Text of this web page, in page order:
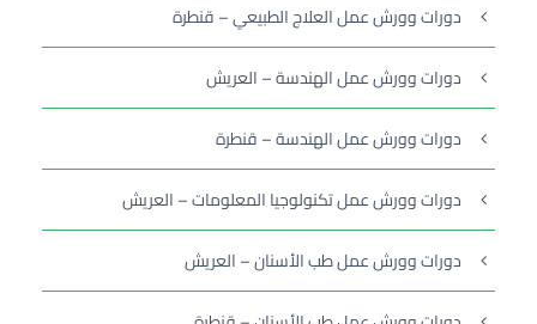
دورات وورش عمل العلاج الطبيعي – قنطرة
دورات وورش عمل الهندسة – العريش
دورات وورش عمل الهندسة – قنطرة
دورات وورش عمل تكنولوجيا المعلومات – العريش
دورات وورش عمل طب الأسنان – العريش